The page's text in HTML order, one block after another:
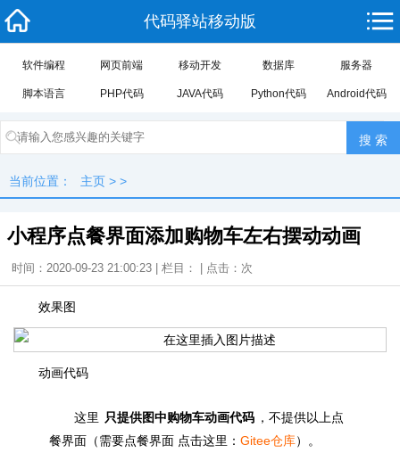
代码驿站移动版
软件编程 网页前端 移动开发 数据库 服务器
脚本语言 PHP代码 JAVA代码 Python代码 Android代码
当前位置： 主页 > >
小程序点餐界面添加购物车左右摆动动画
时间：2020-09-23 21:00:23 | 栏目： | 点击： 次
效果图
动画代码
这里 只提供图中购物车动画代码 ，不提供以上点
餐界面（需要点餐界面 点击这里： Gitee仓库）。